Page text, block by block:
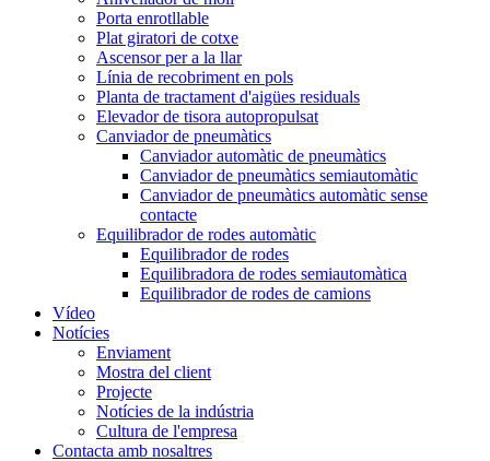
Porta enrotllable
Plat giratori de cotxe
Ascensor per a la llar
Línia de recobriment en pols
Planta de tractament d'aigües residuals
Elevador de tisora ​​autopropulsat
Canviador de pneumàtics
Canviador automàtic de pneumàtics
Canviador de pneumàtics semiautomàtic
Canviador de pneumàtics automàtic sense
contacte
Equilibrador de rodes automàtic
Equilibrador de rodes
Equilibradora de rodes semiautomàtica
Equilibrador de rodes de camions
Vídeo
Notícies
Enviament
Mostra del client
Projecte
Notícies de la indústria
Cultura de l'empresa
Contacta amb nosaltres